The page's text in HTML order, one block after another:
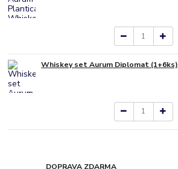
Whiskey set Aurum Diplomat (1+6ks)
DOPRAVA ZDARMA